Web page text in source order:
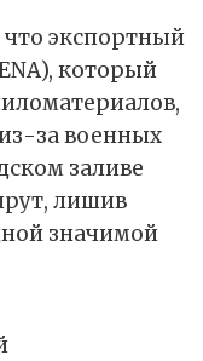
что экспортный
который
за военных
заливе
лишив
значимой